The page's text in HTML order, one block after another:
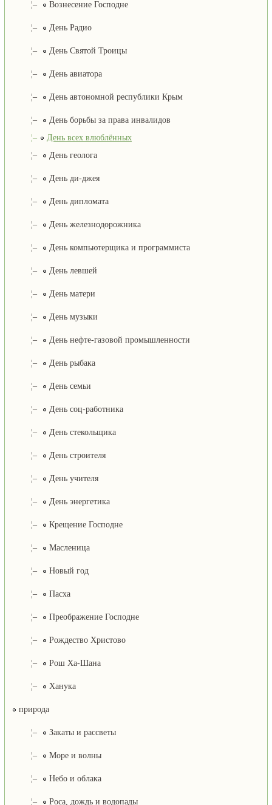
¦– Вознесение Господне
¦– День Радио
¦– День Святой Троицы
¦– День авиатора
¦– День автономной республики Крым
¦–
День борьбы за права инвалидов
¦–
День всех влюблённых
¦–
День геолога
¦– День ди-джея
¦– День дипломата
¦– День железнодорожника
¦– День компьютерщика и программиста
¦– День левшей
¦– День матери
¦– День музыки
¦– День нефте-газовой промышленности
¦– День рыбака
¦– День семьи
¦– День соц-работника
¦– День стекольщика
¦– День строителя
¦– День учителя
¦– День энергетика
¦– Крещение Господне
¦– Масленица
¦– Новый год
¦– Пасха
¦– Преображение Господне
¦– Рождество Христово
¦– Рош Ха-Шана
¦– Ханука
природа
¦– Закаты и рассветы
¦– Море и волны
¦– Небо и облака
¦– Роса, дождь и водопады